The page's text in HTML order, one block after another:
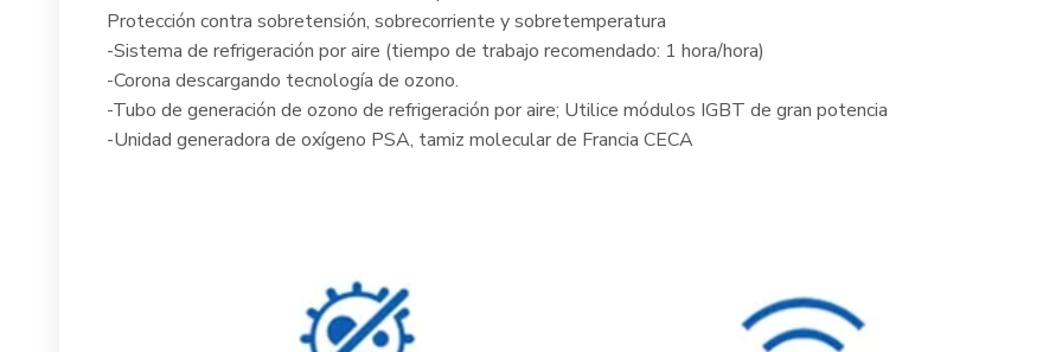
Protección contra sobretensión, sobrecorriente y sobretemperatura
-Sistema de refrigeración por aire (tiempo de trabajo recomendado: 1 hora/hora)
-Corona descargando tecnología de ozono.
-Tubo de generación de ozono de refrigeración por aire; Utilice módulos IGBT de gran potencia
-Unidad generadora de oxígeno PSA, tamiz molecular de Francia CECA